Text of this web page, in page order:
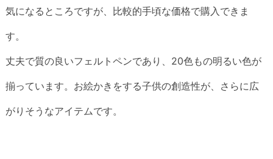
気になるところですが、比較的手頃な価格で購入できま
す。
丈夫で質の良いフェルトペンであり、20色もの明るい色が
揃っています。お絵かきをする子供の創造性が、さらに広
がりそうなアイテムです。